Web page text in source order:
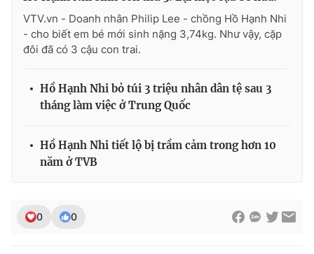
toasoan@vtv.vn
Liên hệ quảng cáo: 024-7300.7108
VTV.vn - Doanh nhân Philip Lee - chồng Hồ Hạnh Nhi
- cho biết em bé mới sinh nặng 3,74kg. Như vậy, cặp
đôi đã có 3 cậu con trai.
Hồ Hạnh Nhi bỏ túi 3 triệu nhân dân tệ sau 3
tháng làm việc ở Trung Quốc
Hồ Hạnh Nhi tiết lộ bị trầm cảm trong hơn 10
năm ở TVB
0 0